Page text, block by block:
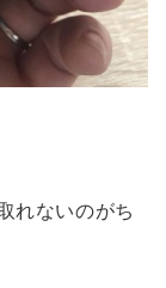
れないのがち